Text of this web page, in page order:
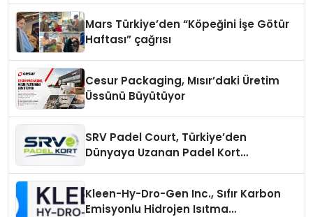
Mars Türkiye’den “Köpeğini İşe Götür
Haftası” çağrısı
Cesur Packaging, Mısır’daki Üretim
Üssünü Büyütüyor
SRV Padel Court, Türkiye’den
Dünyaya Uzanan Padel Kort
Kleen-Hy-Dro-Gen Inc., Sıfır Karbon
Emisyonlu Hidrojen Isıtma